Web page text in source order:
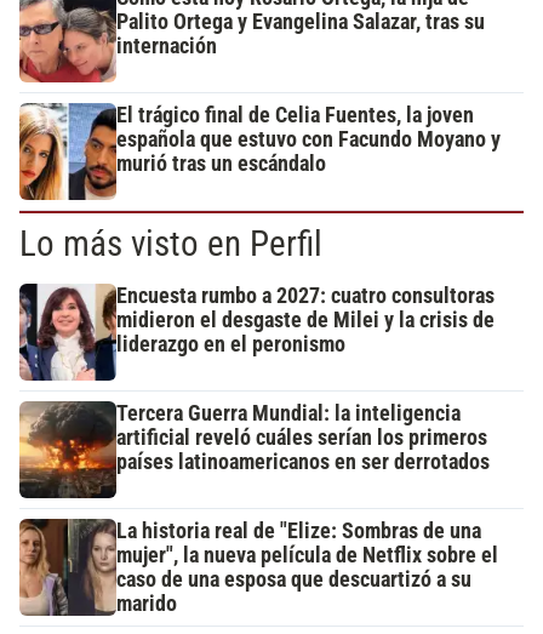
Palito Ortega y Evangelina Salazar, tras su
internación
El trágico final de Celia Fuentes, la joven
española que estuvo con Facundo Moyano y
murió tras un escándalo
Lo más visto en Perfil
Encuesta rumbo a 2027: cuatro consultoras
midieron el desgaste de Milei y la crisis de
liderazgo en el peronismo
Tercera Guerra Mundial: la inteligencia
artificial reveló cuáles serían los primeros
países latinoamericanos en ser derrotados
La historia real de "Elize: Sombras de una
mujer", la nueva película de Netflix sobre el
caso de una esposa que descuartizó a su
marido